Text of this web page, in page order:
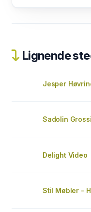
Lignende
Jesper
Sadolin
Delight Video
Stil Møbler -